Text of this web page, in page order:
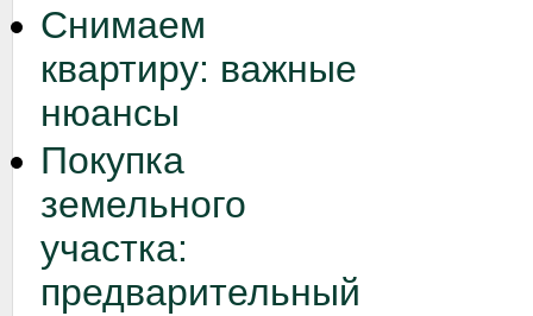
Снимаем
квартиру: важные
нюансы
Покупка
земельного
участка:
предварительный